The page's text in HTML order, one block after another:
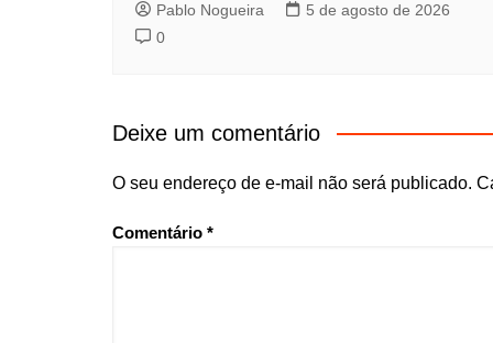
Pablo Nogueira
5 de agosto de 2026
0
Deixe um comentário
O seu endereço de e-mail não será publicado.
Comentário *